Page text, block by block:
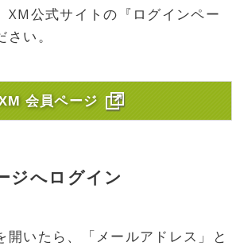
XM公式サイトの『ログインペー
い。
会員ページ
ジへログイン
開いたら、「メールアドレス」と